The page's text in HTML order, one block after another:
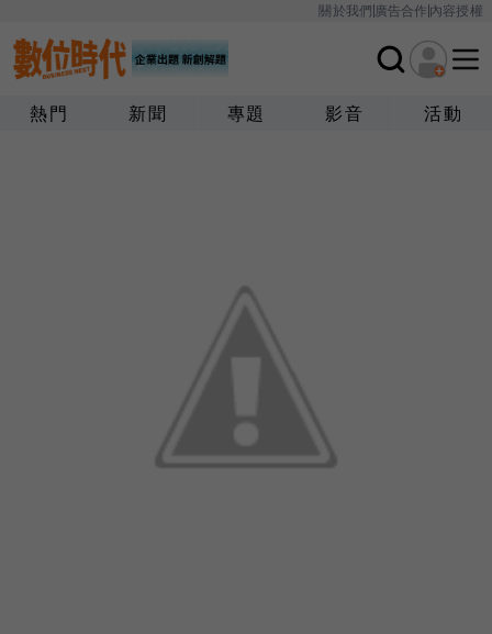
關於我們廣告合作內容授權
熱門 新聞 專題 影音 活動